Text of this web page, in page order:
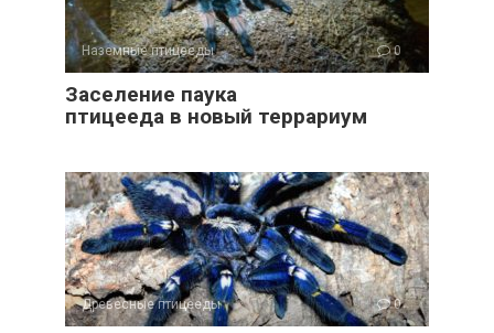
Наземные птицееды 0
Заселение паука
птицееда в новый террариум
Древесные птицееды 0